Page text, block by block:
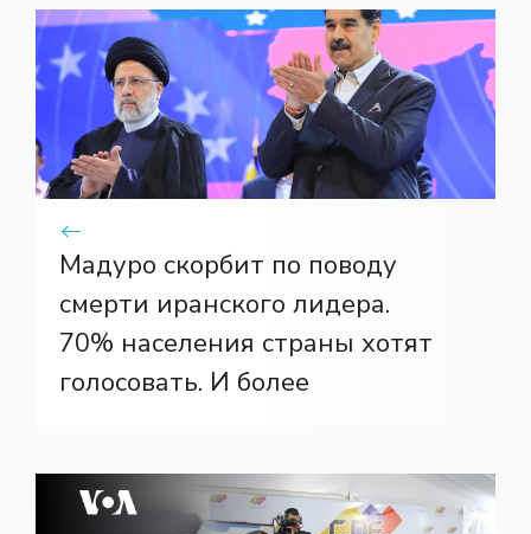
Мадуро скорбит по поводу
смерти иранского лидера.
70% населения страны хотят
голосовать. И более